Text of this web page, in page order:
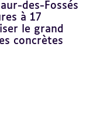
des-Fossés
à 17
le grand
concrètes